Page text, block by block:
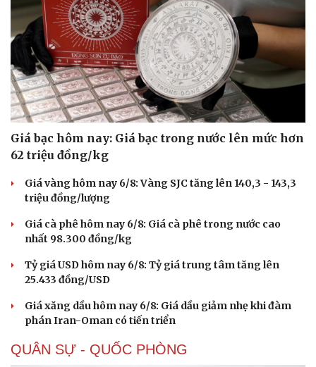
Thể thao
Bóng đá
Giá bạc hôm nay: Giá bạc trong nước lên mức hơn
62 triệu đồng/kg
Giá vàng hôm nay 6/8: Vàng SJC tăng lên 140,3 - 143,3
triệu đồng/lượng
Giá cà phê hôm nay 6/8: Giá cà phê trong nước cao
nhất 98.300 đồng/kg
Tỷ giá USD hôm nay 6/8: Tỷ giá trung tâm tăng lên
25.433 đồng/USD
Giá xăng dầu hôm nay 6/8: Giá dầu giảm nhẹ khi đàm
phán Iran-Oman có tiến triển
QUÂN SỰ - QUỐC PHÒNG